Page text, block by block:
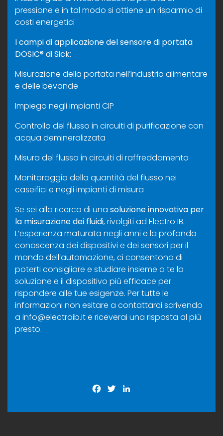
pressione e in tal modo si ottiene un risparmio di
costi energetici
I campi di applicazione del sensore di portata
DOSIC® di Sick:
Misurazione della portata nell’industria alimentare
e delle bevande
Impiego negli impianti CIP
Controllo del flusso in circuiti di purificazione con
acqua demineralizzata
Misura del flusso in circuiti di raffreddamento
Monitoraggio della quantità del flusso nei
caseifici e negli impianti di misura
Se sei alla ricerca di una soluzione innovativa per
la misurazione dei fluidi, rivolgiti ad Electro IB.
L’esperienza maturata negli anni e la profonda
conoscenza dei dispositivi e dei sensori per il
mondo dell’automazione, ci consentono di
poterti consigliare e studiare insieme a te la
soluzione e il dispositivo più efficace per
rispondere alle tue esigenze. Per tutte le
informazioni non esitare a contattarci scrivendo
a info@electroib.ite riceverai una risposta al più
presto.
Facebook
Twitter